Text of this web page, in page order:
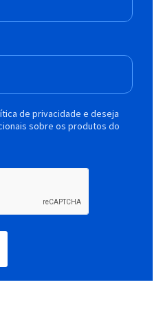
de privacidade e deseja
sobre os produtos do